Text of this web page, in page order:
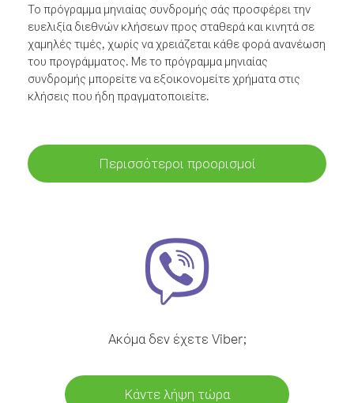
Το πρόγραμμα μηνιαίας συνδρομής σάς προσφέρει την
ευελιξία διεθνών κλήσεων προς σταθερά και κινητά σε
χαμηλές τιμές, χωρίς να χρειάζεται κάθε φορά ανανέωση
του προγράμματος. Με το πρόγραμμα μηνιαίας
συνδρομής μπορείτε να εξοικονομείτε χρήματα στις
κλήσεις που ήδη πραγματοποιείτε.
Περισσότεροι προορισμοί
Ακόμα δεν έχετε Viber;
Κάντε λήψη τώρα